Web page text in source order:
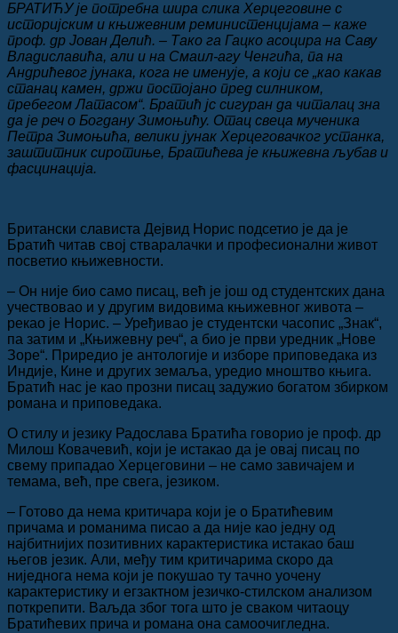
БРАТИЋУ је потребна шира слика Херцеговине с
историјским и књижевним реминистенцијама – каже
проф. др Јован Делић. – Тако га Гацко асоцира на Саву
Владиславића, али и на Смаил-агу Ченгића, па на
Андрићевог јунака, кога не именује, а који се „као какав
станац камен, држи постојано пред силником,
пребегом Латасом“. Братић јс сигуран да читалац зна
да је реч о Богдану Зимоњићу. Отац свеца мученика
Петра Зимоњића, велики јунак Херцеговачког устанка,
заштитник сиротиње, Братићева је књижевна љубав и
фасцинација.
Британски слависта Дејвид Норис подсетио је да је
Братић читав свој стваралачки и професионални живот
посветио књижевности.
– Он није био само писац, већ је још од студентских дана
учествовао и у другим видовима књижевног живота –
рекао је Норис. – Уређивао је студентски часопис „Знак“,
па затим и „Књижевну реч“, а био је први уредник „Нове
Зоре“. Приредио је антологије и изборе приповедака из
Индије, Кине и других земаља, уредио мноштво књига.
Братић нас је као прозни писац задужио богатом збирком
романа и приповедака.
О стилу и језику Радослава Братића говорио је проф. др
Милош Ковачевић, који је истакао да је овај писац по
свему припадао Херцеговини – не само завичајем и
темама, већ, пре свега, језиком.
– Готово да нема критичара који је о Братићевим
причама и романима писао а да није као једну од
најбитнијих позитивних карактеристика истакао баш
његов језик. Али, међу тим критичарима скоро да
ниједнога нема који је покушао ту тачно уочену
карактеристику и егзактном језичко-стилском анализом
поткрепити. Ваљда због тога што је сваком читаоцу
Братићевих прича и романа она самоочигледна.